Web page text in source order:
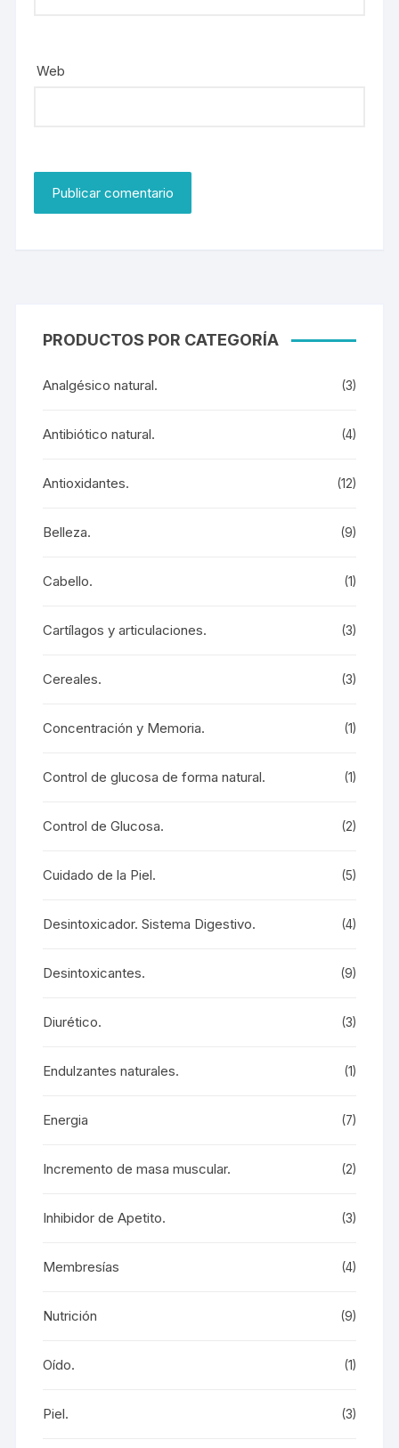
Web
PRODUCTOS POR CATEGORÍA
Analgésico natural. (3)
Antibiótico natural. (4)
Antioxidantes. (12)
Belleza. (9)
Cabello. (1)
Cartílagos y articulaciones. (3)
Cereales. (3)
Concentración y Memoria. (1)
Control de glucosa de forma natural. (1)
Control de Glucosa. (2)
Cuidado de la Piel. (5)
Desintoxicador. Sistema Digestivo. (4)
Desintoxicantes. (9)
Diurético. (3)
Endulzantes naturales. (1)
Energia (7)
Incremento de masa muscular. (2)
Inhibidor de Apetito. (3)
Membresías (4)
Nutrición (9)
Oído. (1)
Piel. (3)